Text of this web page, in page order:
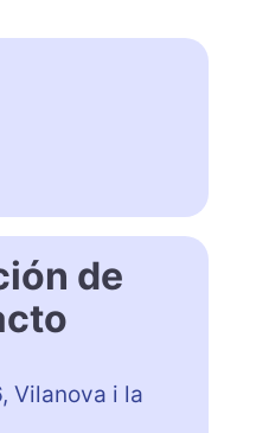
de
Vilanova i la